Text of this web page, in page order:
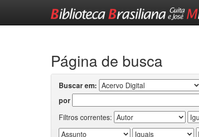
Página de busca
Buscar em:
por
Filtros correntes: